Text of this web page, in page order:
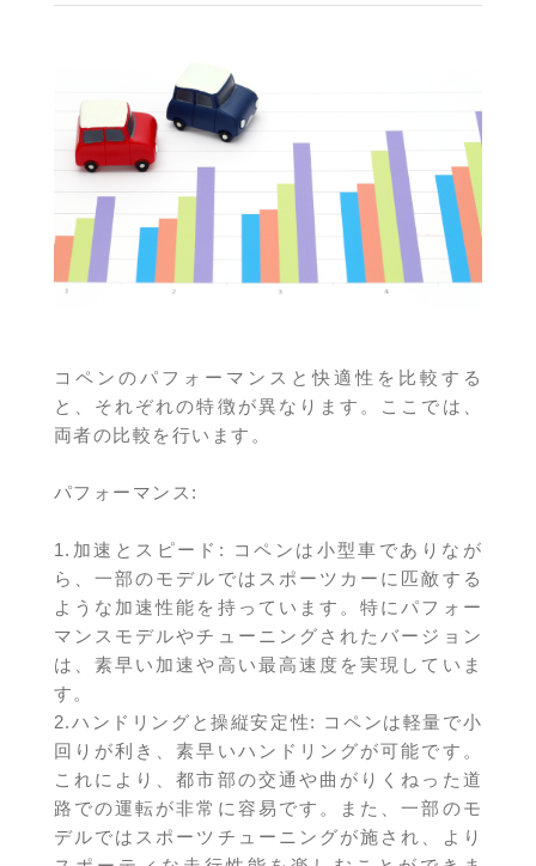
コペンのパフォーマンスと快適性を比較する
と、それぞれの特徴が異なります。ここでは、
両者の比較を行います。
パフォーマンス:
1.加速とスピード: コペンは小型車でありなが
ら、一部のモデルではスポーツカーに匹敵する
ような加速性能を持っています。特にパフォー
マンスモデルやチューニングされたバージョン
は、素早い加速や高い最高速度を実現していま
す。
2.ハンドリングと操縦安定性: コペンは軽量で小
回りが利き、素早いハンドリングが可能です。
これにより、都市部の交通や曲がりくねった道
路での運転が非常に容易です。また、一部のモ
デルではスポーツチューニングが施され、より